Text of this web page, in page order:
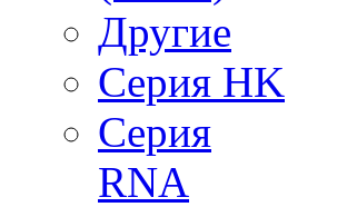
Другие
Серия HK
Серия
RNA